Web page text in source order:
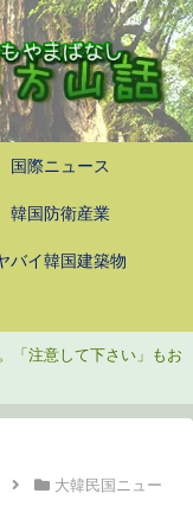
国際ニュース
韓国防衛産業
バイ韓国建築物
「注意して下さい」もお
大韓民国ニュー